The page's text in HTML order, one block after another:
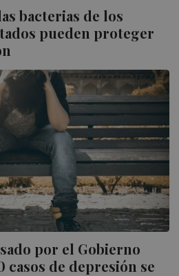
bacterias de los
pueden proteger
por el Gobierno
casos de depresión se